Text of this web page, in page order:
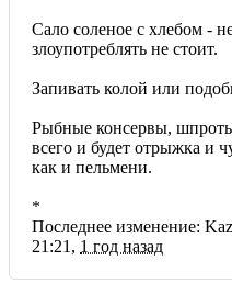
Сало соленое с хлебом -
злоупотреблять не стоит.
Запивать колой или
Рыбные консервы,
всего и будет отрыжка и
как и пельмени.
*
Последнее изменение:
21:21, 1 год назад